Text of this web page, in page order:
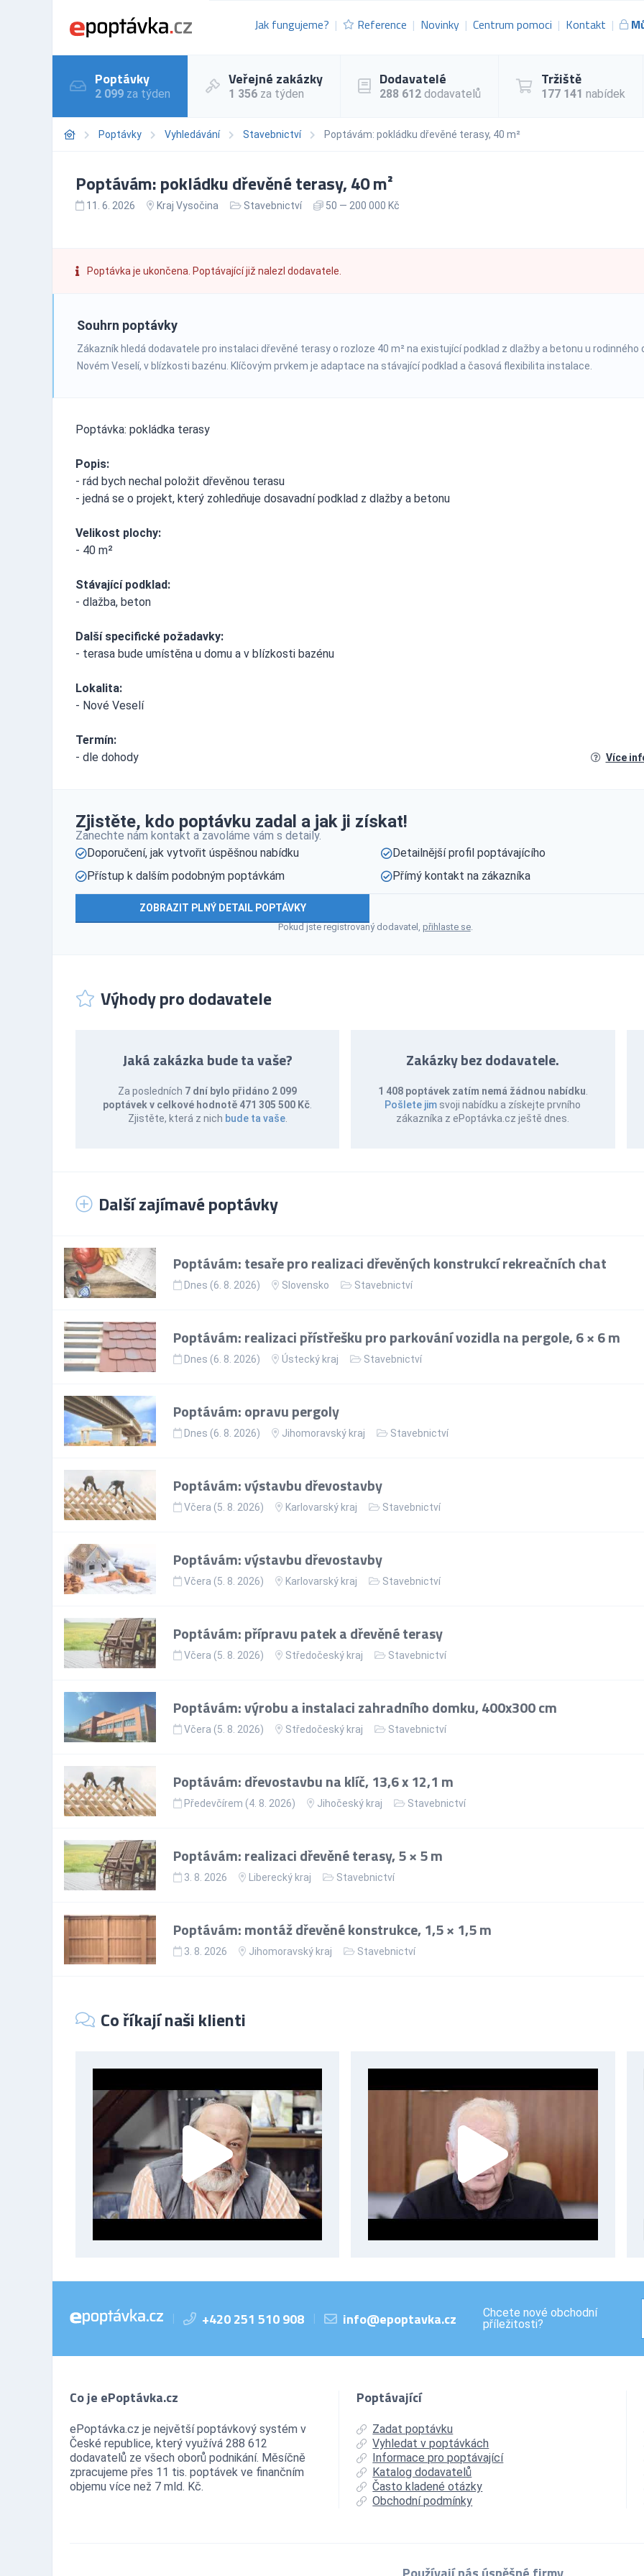
Jak fungujeme? Reference Novinky Centrum pomoci Kontakt
Poptávky
2 099 za týden
Veřejné zakázky
1 356 za týden
Dodavatelé
288 612 dodavatelů
Tržiště
177 141 nabídek
Poptávky Vyhledávání Stavebnictví Poptávám: pokládku dřevěné terasy, 40 m²
Poptávám: pokládku dřevěné terasy, 40 m²
11. 6. 2026 Kraj Vysočina Stavebnictví 50 — 200 000 Kč
Poptávka je ukončena. Poptávající již nalezl dodavatele.
Souhrn poptávky
Zákazník hledá dodavatele pro instalaci dřevěné terasy o rozloze 40 m² na existující podklad z dlažby a betonu u rodinného
Novém Veselí, v blízkosti bazénu. Klíčovým prvkem je adaptace na stávající podklad a časová flexibilita instalace.
Poptávka: pokládka terasy
Popis:
- rád bych nechal položit dřevěnou terasu
- jedná se o projekt, který zohledňuje dosavadní podklad z dlažby a betonu
Velikost plochy:
- 40 m²
Stávající podklad:
- dlažba, beton
Další specifické požadavky:
- terasa bude umístěna u domu a v blízkosti bazénu
Lokalita:
- Nové Veselí
Termín:
- dle dohody
Více
Zjistěte, kdo poptávku zadal a jak ji získat!
Zanechte nám kontakt a zavoláme vám s detaily.
Doporučení, jak vytvořit úspěšnou nabídku
Detailnější profil poptávajícího
Přístup k dalším podobným poptávkám
Přímý kontakt na zákazníka
ZOBRAZIT PLNÝ DETAIL POPTÁVKY
Pokud jste registrovaný dodavatel, přihlaste se.
Výhody pro dodavatele
Jaká zakázka bude ta vaše?
Za posledních 7 dní bylo přidáno 2 099
poptávek v celkové hodnotě 471 305 500 Kč
Zjistěte, která z nich bude ta vaše.
Zakázky bez dodavatele.
1 408 poptávek zatím nemá žádnou nabídku
Pošlete jim svoji nabídku a získejte prvního
zákazníka z ePoptávka.cz ještě dnes.
Další zajímavé poptávky
Poptávám: tesaře pro realizaci dřevěných konstrukcí rekreačních chat
Dnes (6. 8. 2026) Slovensko Stavebnictví
Poptávám: realizaci přístřešku pro parkování vozidla na pergole, 6 × 6 m
Dnes (6. 8. 2026) Ústecký kraj Stavebnictví
Poptávám: opravu pergoly
Dnes (6. 8. 2026) Jihomoravský kraj Stavebnictví
Poptávám: výstavbu dřevostavby
Včera (5. 8. 2026) Karlovarský kraj Stavebnictví
Poptávám: výstavbu dřevostavby
Včera (5. 8. 2026) Karlovarský kraj Stavebnictví
Poptávám: přípravu patek a dřevěné terasy
Včera (5. 8. 2026) Středočeský kraj Stavebnictví
Poptávám: výrobu a instalaci zahradního domku, 400x300 cm
Včera (5. 8. 2026) Středočeský kraj Stavebnictví
Poptávám: dřevostavbu na klíč, 13,6 x 12,1 m
Předevčírem (4. 8. 2026) Jihočeský kraj Stavebnictví
Poptávám: realizaci dřevěné terasy, 5 × 5 m
3. 8. 2026 Liberecký kraj Stavebnictví
Poptávám: montáž dřevěné konstrukce, 1,5 × 1,5 m
3. 8. 2026 Jihomoravský kraj Stavebnictví
Co říkají naši klienti
| +420 251 510 908 | info@epoptavka.cz
Chcete nové obchodní
příležitosti?
Co je ePoptávka.cz
ePoptávka.cz je největší poptávkový systém v
České republice, který využívá 288 612
dodavatelů ze všech oborů podnikání. Měsíčně
zpracujeme přes 11 tis. poptávek ve finančním
objemu více než 7 mld. Kč.
Poptávající
Zadat poptávku
Vyhledat v poptávkách
Informace pro poptávající
Katalog dodavatelů
Často kladené otázky
Obchodní podmínky